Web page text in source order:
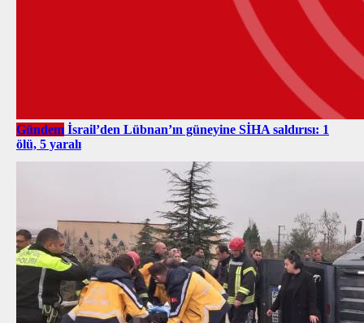
Gündem İsrail’den Lübnan’ın güneyine SİHA saldırısı: 1
ölü, 5 yaralı